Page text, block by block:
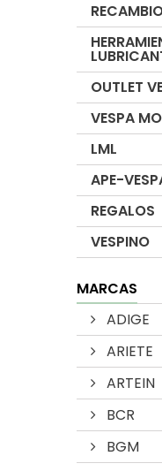
OUTLET
VESPA
LML
APE-
REGALOS
VESPINO
MARCAS
ADIGE
ARIETE
ARTEIN
BCR
BGM